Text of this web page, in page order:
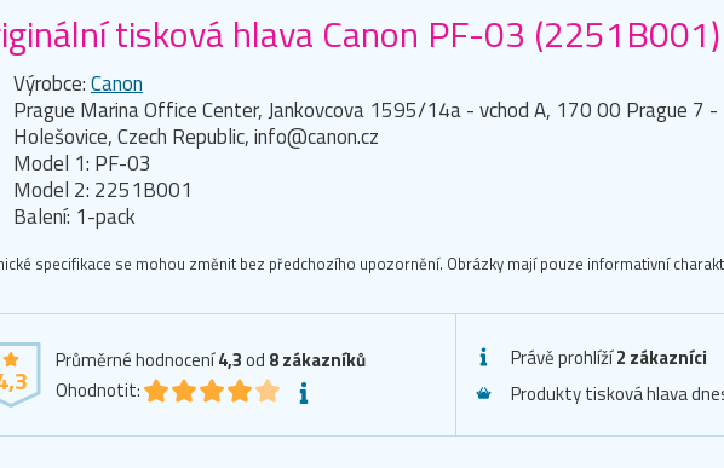
tisková hlava Canon PF-03 (2251B001)
Výrobce:Canon
Prague Marina Office Center, Jankovcova 1595/14a - vchod A, 170 00 Prague 7 -
Holešovice, Czech Republic, info@canon.cz
Model 1: PF-03
Model 2: 2251B001
Balení: 1-pack
specifikace se mohou změnit bez předchozího upozornění. Obrázky mají pouze informativní
Průměrné hodnocení4,3od 8zákazníků
Ohodnotit:
Právě prohlíží2 zákazníci
Produkty tisková hlava